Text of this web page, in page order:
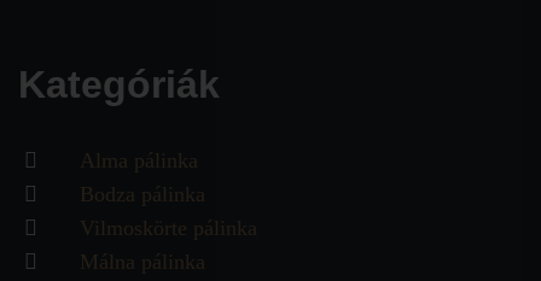
Kategóriák
Alma pálinka
Bodza pálinka
Vilmoskörte pálinka
Málna pálinka